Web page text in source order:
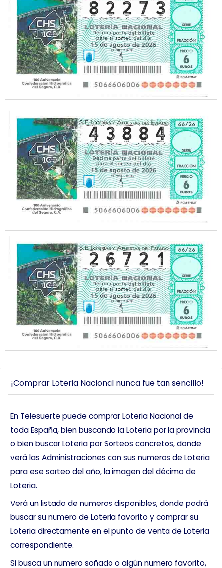
¡Comprar Loteria Nacional nunca fue tan sencillo!
En Telesuerte puede comprar Loteria Nacional de
toda España, bien buscando la Loteria por la provincia
o bien buscar Loteria por Sorteos concretos, donde
verá las Administraciones con sus numeros de Loteria
para ese sorteo del año, la imagen del décimo de
Loteria.
Verá un listado de numeros disponibles, donde podrá
buscar su numero de Loteria favorito y comprar su
Loteria directamente en el punto de venta de Loteria
correspondiente.
Si busca un numero soñado o algún numero favorito,